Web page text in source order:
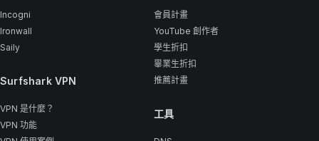
Incogni
Ironwall
Saily
Surfshark VPN
VPN 是什麼？
VPN 功能
會員計畫
YouTube 創作者
學生折扣
畢業生折扣
推薦計畫
工具